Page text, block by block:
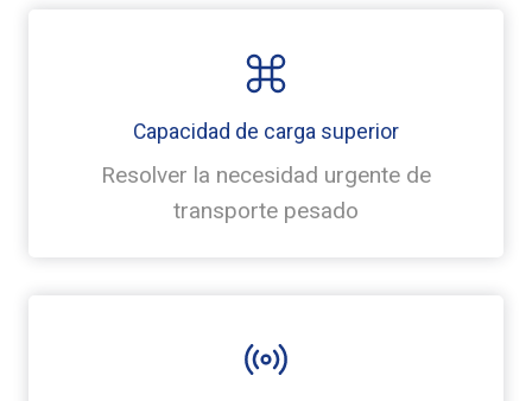
Capacidad de carga superior
Resolver la necesidad urgente de
transporte pesado